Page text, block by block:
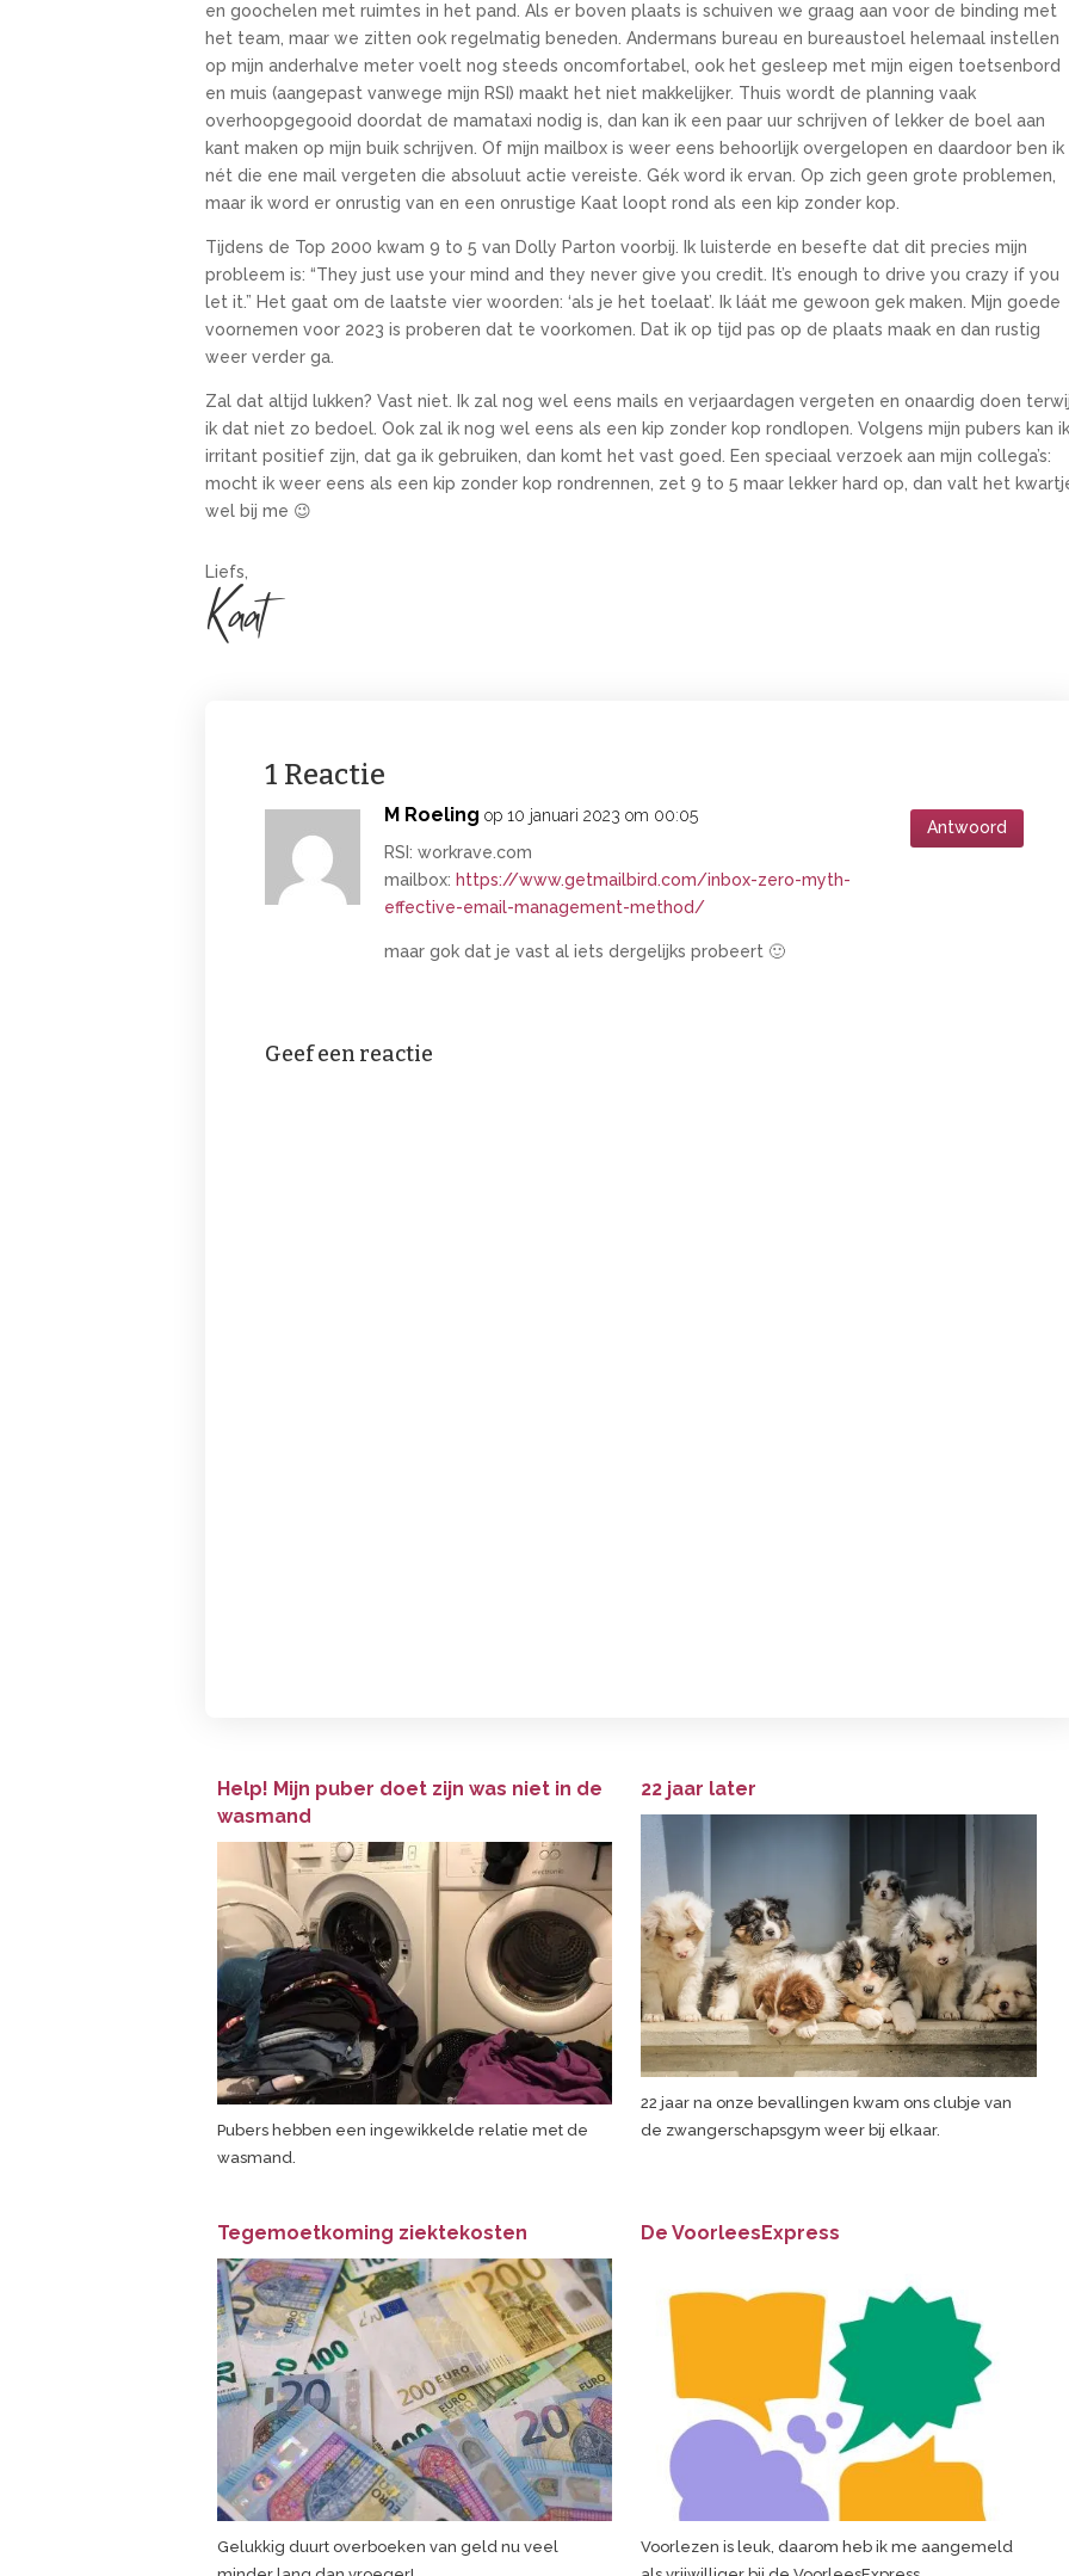
en goochelen met ruimtes in het pand. Als er boven plaats is schuiven we graag aan voor de binding met
het team, maar we zitten ook regelmatig beneden. Andermans bureau en bureaustoel helemaal instellen
op mijn anderhalve meter voelt nog steeds oncomfortabel, ook het gesleep met mijn eigen toetsenbord
en muis (aangepast vanwege mijn RSI) maakt het niet makkelijker. Thuis wordt de planning vaak
overhoopgegooid doordat de mamataxi nodig is, dan kan ik een paar uur schrijven of lekker de boel aan
kant maken op mijn buik schrijven. Of mijn mailbox is weer eens behoorlijk overgelopen en daardoor ben ik
nét die ene mail vergeten die absoluut actie vereiste. Gék word ik ervan. Op zich geen grote problemen,
maar ik word er onrustig van en een onrustige Kaat loopt rond als een kip zonder kop.
Tijdens de Top 2000 kwam 9 to 5 van Dolly Parton voorbij. Ik luisterde en besefte dat dit precies mijn
probleem is: “They just use your mind and they never give you credit. It’s enough to drive you crazy if you
let it.” Het gaat om de laatste vier woorden: ‘als je het toelaat’. Ik láát me gewoon gek maken. Mijn goede
voornemen voor 2023 is proberen dat te voorkomen. Dat ik op tijd pas op de plaats maak en dan rustig
weer verder ga.
Zal dat altijd lukken? Vast niet. Ik zal nog wel eens mails en verjaardagen vergeten en onaardig doen
ik dat niet zo bedoel. Ook zal ik nog wel eens als een kip zonder kop rondlopen. Volgens mijn pubers kan ik
irritant positief zijn, dat ga ik gebruiken, dan komt het vast goed. Een speciaal verzoek aan mijn collega’s:
mocht ik weer eens als een kip zonder kop rondrennen, zet 9 to 5 maar lekker hard op, dan valt het
wel bij me 😉
Liefs,
Kaat
1 Reactie
M Roeling op 10 januari 2023 om 00:05
RSI: workrave.com
mailbox: https://www.getmailbird.com/inbox-zero-myth-
effective-email-management-method/
maar gok dat je vast al iets dergelijks probeert 🙂
Antwoord
Geef een reactie
Help! Mijn puber doet zijn was niet in de
wasmand
Pubers hebben een ingewikkelde relatie met de
wasmand.
22 jaar later
22 jaar na onze bevallingen kwam ons clubje van
de zwangerschapsgym weer bij elkaar.
Tegemoetkoming ziektekosten
Gelukkig duurt overboeken van geld nu veel
De VoorleesExpress
Voorlezen is leuk, daarom heb ik me aangemeld